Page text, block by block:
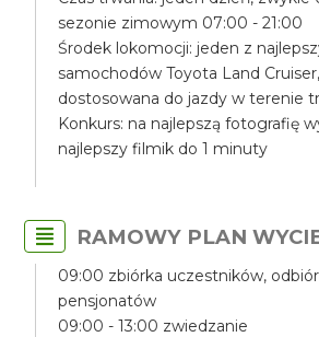
sezonie zimowym 07:00 - 21:00
Środek lokomocji: jeden z
samochodów Toyota Land
dostosowana do jazdy w terenie
Konkurs: na najlepszą fotografię
najlepszy filmik do 1 minuty
RAMOWY PLAN
09:00 zbiórka uczestników,
pensjonatów
09:00 - 13:00 zwiedzanie